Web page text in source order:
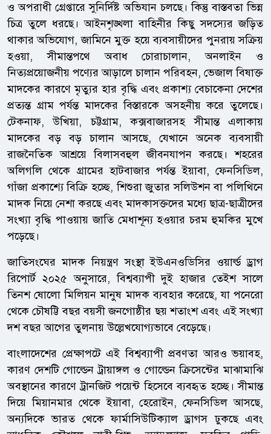
ও অপরাধী গ্রেপ্তারে সুনির্দিষ্ট অভিযান চলছে। কিন্তু বাস্তবতা ভিন্ন
চিত্র তুলে ধরছে। আইনশৃঙ্খলা বাহিনীর কিছু সদস্যের জড়িত
থাকার অভিযোগ, জামিনে মুক্ত হয়ে ব্যবসায়ীদের পুনরায় সক্রিয়
হওয়া, সীমান্তপথে অবাধ চোরাচালান, অনলাইন ও
নিত্যপ্রয়োজনীয় পণ্যের আড়ালে চালান পরিবহন, ভেজাল বিষাক্ত
মাদকের কারণে মৃত্যুর হার বৃদ্ধি এবং প্রকাশ্য বেচাকেনা দেশের
প্রত্যন্ত গ্রাম পর্যন্ত মাদকের বিস্তারকে অসহনীয় করে তুলেছে।
টেকনাফ, উখিয়া, চট্টগ্রাম, কক্সবাজারসহ সীমান্ত এলাকায়
মাদকের বড় বড় চালান আসছে, যেখানে অনেক ব্যবসায়ী
রাজনৈতিক আশ্রয়ে বিলাসবহুল জীবনযাপন করছে। শহরের
অলিগলি থেকে গ্রামের হাটবাজার পর্যন্ত ইয়াবা, ফেনসিডিল,
গাঁজা প্রকাশ্যে বিক্রি হচ্ছে, শিশুরা জুতার সলিউশন বা পলিথিনে
মাদক নিয়ে নেশা করছে এবং মাদকাসক্তদের মধ্যে ছাত্র-ছাত্রীদের
সংখ্যা বৃদ্ধি পাওয়ায় জাতি মেধাশূন্য হওয়ার চরম হুমকির মুখে
পড়েছে।
জাতিসংঘের মাদক নিয়ন্ত্রণ সংস্থা ইউএনওডিসির ওয়ার্ল্ড ড্রাগ
রিপোর্ট ২০২৫ অনুসারে, বিশ্বব্যাপী দুই হাজার তেইশ সালে
তিনশ ষোলো মিলিয়ন মানুষ মাদক ব্যবহার করেছে, যা পনেরো
থেকে চৌষট্টি বছর বয়সী জনগোষ্ঠীর ছয় শতাংশ এবং এই সংখ্যা
দশ বছর আগের তুলনায় উল্লেখযোগ্যভাবে বেড়েছে।
বাংলাদেশের প্রেক্ষাপটে এই বিশ্বব্যাপী প্রবণতা আরও ভয়াবহ,
কারণ দেশটি গোল্ডেন ট্রায়াঙ্গল ও গোল্ডেন ক্রিসেন্টের মাঝামাঝি
অবস্থানের কারণে ট্রানজিট পয়েন্ট হিসেবে ব্যবহৃত হচ্ছে। সীমান্ত
দিয়ে মিয়ানমার থেকে ইয়াবা, হেরোইন, ফেনসিডিল আসছে,
অন্যদিকে ভারত থেকে ফার্মাসিউটিক্যাল ড্রাগস ঢুকছে এবং